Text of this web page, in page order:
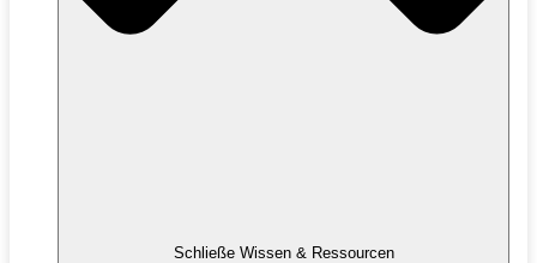
Schließe Wissen & Ressourcen